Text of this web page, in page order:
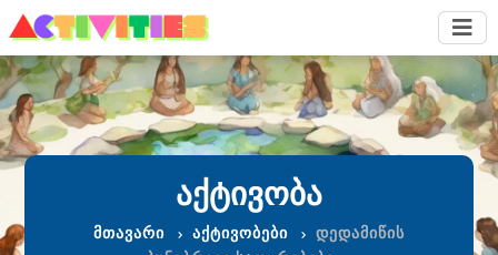
ᲐᲥᲢᲘᲕᲝᲑᲐ
მთავარი აქტივობები
დედამიწის